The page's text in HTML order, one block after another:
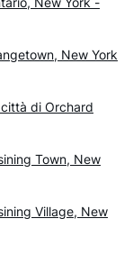
New York
di Orchard
Town, New
Village, New